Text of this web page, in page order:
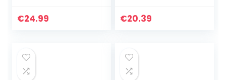
Gesicht mit sehr
€24.99
Gesichtspflege mit
€20.39